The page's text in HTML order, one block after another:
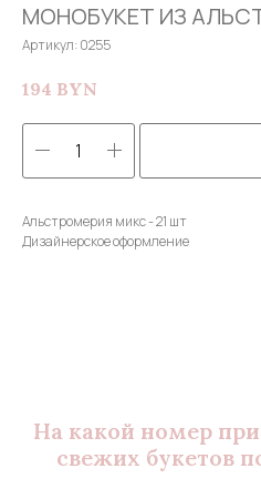
МОНОБУКЕТ ИЗ
Артикул: 0255
194 BYN
Альстромерия микс - 21 шт
Дизайнерское оформление
На какой номер
свежих букетов